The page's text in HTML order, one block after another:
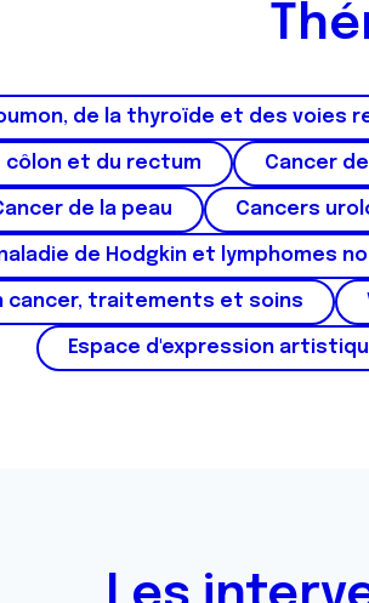
de la thyroïde et des voies
côlon et du rectum Cancer
de la peau Cancers
de Hodgkin et lymphomes
cancer, traitements et soins
Espace d'expression